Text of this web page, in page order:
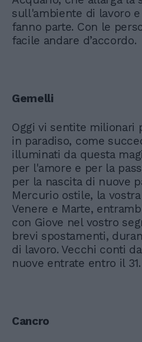
sull'ambiente di lavoro
fanno parte. Con le
facile andare d’accordo.
Gemelli
Oggi vi sentite milionari
in paradiso, come
illuminati da questa
per l'amore e per la
per la nascita di nuove
Mercurio ostile, la
Venere e Marte,
con Giove nel vostro
brevi spostamenti,
di lavoro. Vecchi conti
nuove entrate entro il 31.
Cancro